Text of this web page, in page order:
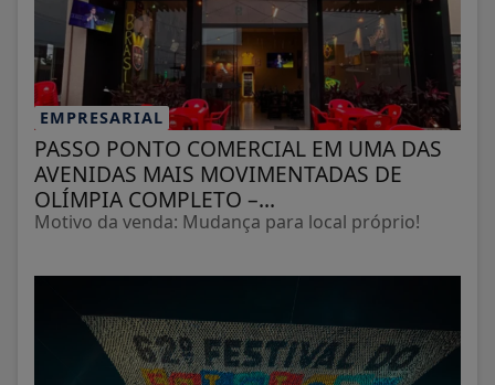
EMPRESARIAL
PASSO PONTO COMERCIAL EM UMA DAS
AVENIDAS MAIS MOVIMENTADAS DE
OLÍMPIA COMPLETO –...
Motivo da venda: Mudança para local próprio!